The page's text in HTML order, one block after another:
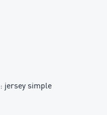
jersey simple